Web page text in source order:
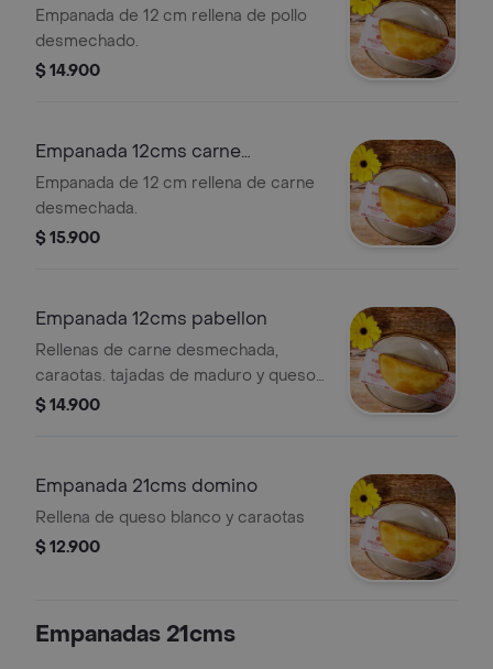
desmechado
Empanada de 12 cm rellena de pollo
desmechado.
$ 14.900
Empanada 12cms carne
desmechada
Empanada de 12 cm rellena de carne
desmechada.
$ 15.900
Empanada 12cms pabellon
Rellenas de carne desmechada,
caraotas. tajadas de maduro y queso
llanero
$ 14.900
Empanada 21cms domino
Rellena de queso blanco y caraotas
$ 12.900
Empanadas 21cms